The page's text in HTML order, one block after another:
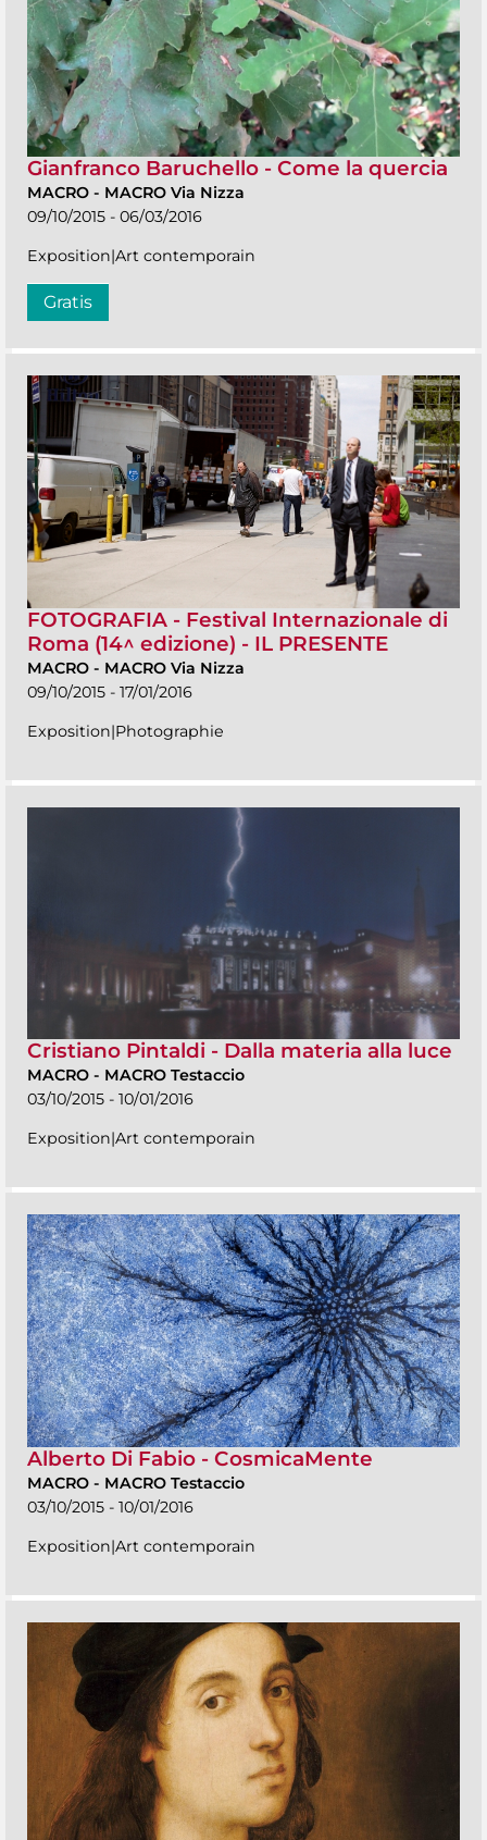
Gianfranco Baruchello - Come la quercia
MACRO - MACRO Via Nizza
09/10/2015 - 06/03/2016
Exposition|Art contemporain
Gratis
FOTOGRAFIA - Festival Internazionale di
Roma (14^ edizione) - IL PRESENTE
MACRO - MACRO Via Nizza
09/10/2015 - 17/01/2016
Exposition|Photographie
Cristiano Pintaldi - Dalla materia alla luce
MACRO - MACRO Testaccio
03/10/2015 - 10/01/2016
Exposition|Art contemporain
Alberto Di Fabio - CosmicaMente
MACRO - MACRO Testaccio
03/10/2015 - 10/01/2016
Exposition|Art contemporain